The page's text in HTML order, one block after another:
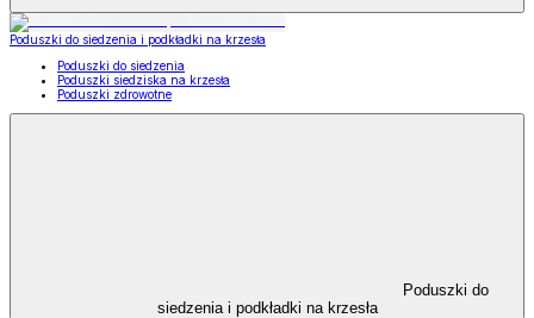
Poduszki do siedzenia i podkładki na krzesła
Poduszki do siedzenia
Poduszki siedziska na krzesła
Poduszki zdrowotne
Poduszki do
siedzenia i podkładki na krzesła